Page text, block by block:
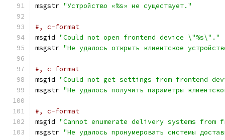
msgstr "Устройство «%s» не существует."
#, c-format
msgid "Could not open frontend device \"%s\"."
msgstr "Не удалось открыть клиентское
#, c-format
msgid "Could not get settings from frontend
msgstr "Не удалось получить параметры
#, c-format
msgid "Cannot enumerate delivery systems
msgstr "Не удалось пронумеровать системы